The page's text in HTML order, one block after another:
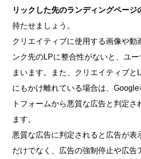
リックした先のランディングページ
持たせましょう。
クリエイティブに使用する画像や動
ンク先のLPに整合性がないと、ユ
まいます。また、クリエイティブと
にもかけ離れている場合は、
トフォームから悪質な広告と判定さ
ます。
悪質な広告に判定されると広告が表
だけでなく、広告の強制停止や広告